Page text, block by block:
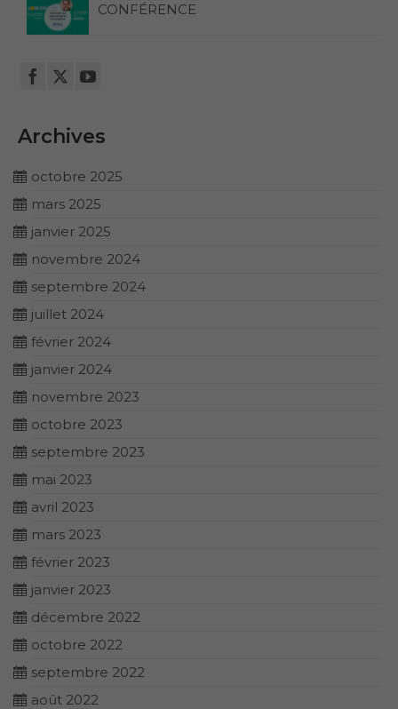
CONFÉRENCE
Archives
octobre 2025
mars 2025
janvier 2025
novembre 2024
septembre 2024
juillet 2024
février 2024
janvier 2024
novembre 2023
octobre 2023
septembre 2023
mai 2023
avril 2023
mars 2023
février 2023
janvier 2023
décembre 2022
octobre 2022
septembre 2022
août 2022